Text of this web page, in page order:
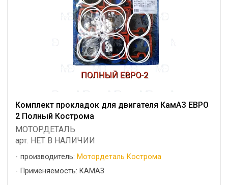
Комплект прокладок для двигателя КамАЗ ЕВРО
2 Полный Кострома
МОТОРДЕТАЛЬ
арт. НЕТ В НАЛИЧИИ
производитель: Мотордеталь Кострома
Применяемость: КАМАЗ